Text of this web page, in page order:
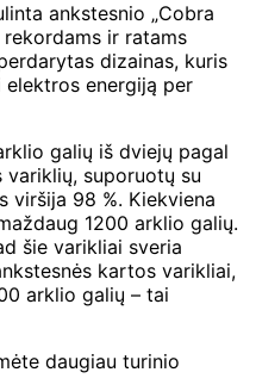
ankstesnio „Cobra
rekordams ir ratams
dizainas, kuris
energiją per
galių iš dviejų pagal
suporuotų su
viršija 98 %. Kiekviena
1200 arklio galių.
šie varikliai sveria
kartos varikliai,
arklio galių – tai
daugiau turinio